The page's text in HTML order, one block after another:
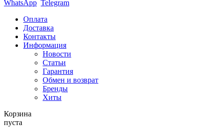
WhatsApp Telegram
Оплата
Доставка
Контакты
Информация
Новости
Статьи
Гарантия
Обмен и возврат
Бренды
Хиты
Корзина
пуста